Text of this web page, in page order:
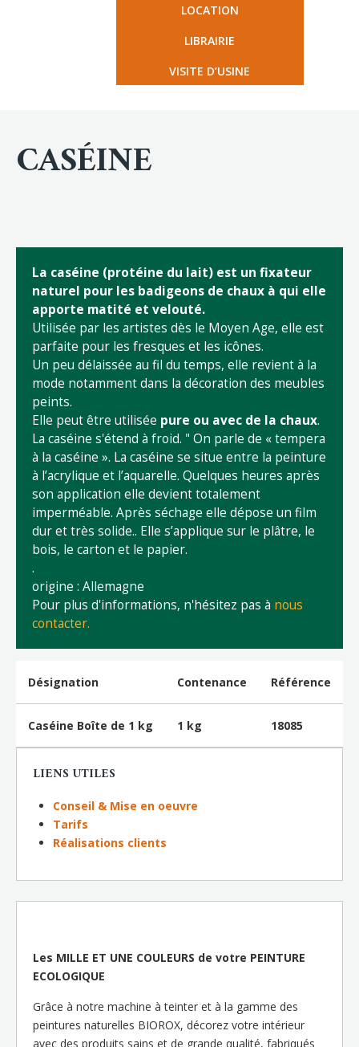
LOCATION
LIBRAIRIE
VISITE D’USINE
CASÉINE
La caséine (protéine du lait) est un fixateur
naturel pour les badigeons de chaux à qui elle
apporte matité et velouté.
Utilisée par les artistes dès le Moyen Age, elle est
parfaite pour les fresques et les icônes.
Un peu délaissée au fil du temps, elle revient à la
mode notamment dans la décoration des meubles
peints.
Elle peut être utilisée pure ou avec de la chaux.
La caséine s'étend à froid. " On parle de « tempera
à la caséine ». La caséine se situe entre la peinture
à l’acrylique et l’aquarelle. Quelques heures après
son application elle devient totalement
imperméable. Après séchage elle dépose un film
dur et très solide.. Elle s’applique sur le plâtre, le
bois, le carton et le papier.
.
origine : Allemagne
Pour plus d'informations, n'hésitez pas à nous
contacter.
Désignation Contenance Référence
Caséine Boîte de 1 kg 1 kg 18085
LIENS UTILES
Conseil & Mise en oeuvre
Tarifs
Réalisations clients
Les MILLE ET UNE COULEURS de votre PEINTURE
ECOLOGIQUE
Grâce à notre machine à teinter et à la gamme des
peintures naturelles BIOROX, décorez votre intérieur
avec des produits sains et de grande qualité, fabriqués